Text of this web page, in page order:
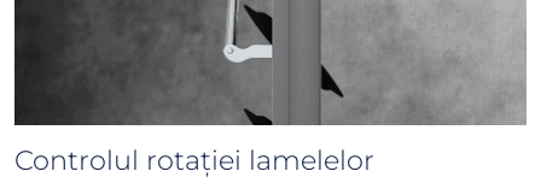
Controlul rotației lamelelor